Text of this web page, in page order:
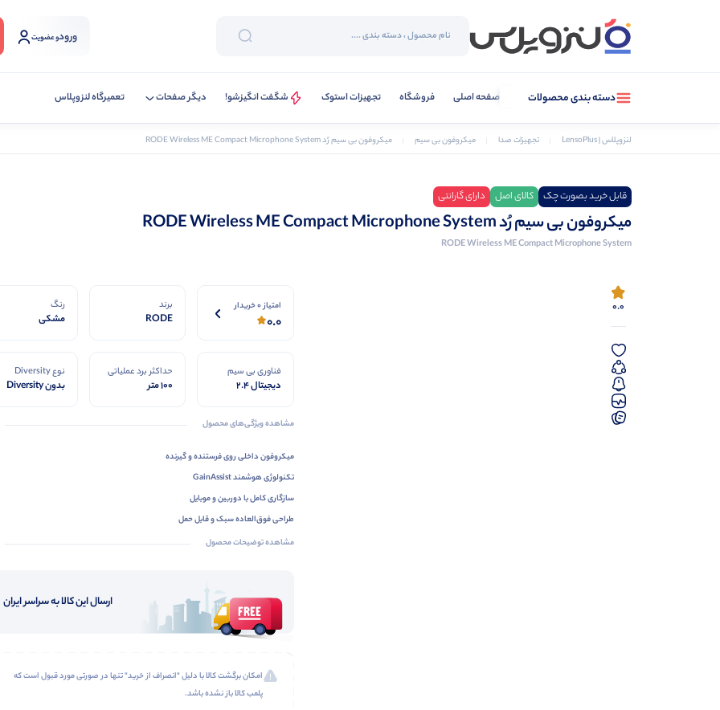
ورودو عضویت
دسته بندی محصولات صفحه اصلی فروشگاه تجهیزات استوک شگفت انگیزشو! دیگر صفحات تعمیرگاه لنزوپلاس
لنزوپلاس | LensoPlus تجهیزات صدا میکروفون بی سیم میکروفون بی سیم رُد RODE Wireless ME Compact Microphone System
قابل خرید بصورت چک کالای اصل دارای گارانتی
میکروفون بی سیم رُد RODE Wireless ME Compact Microphone System
RODE Wireless ME Compact Microphone System
0.0 امتیاز 0 خریدار
0.0
برند
RODE
رنگ
مشکی
فناوری بی سیم
دیجیتال ۲.۴
حداکثر برد عملیاتی
100 متر
نوع Diversity
بدون Diversity
مشاهده ویژگی‌های محصول
میکروفون داخلی روی فرستنده و گیرنده
تکنولوژی هوشمند GainAssist
سازگاری کامل با دوربین و موبایل
طراحی فوق‌العاده سبک و قابل حمل
راه‌اندازی فوری و بدون دردسر
مشاهده توضیحات محصول
ارسال این کالا به سراسر ایران
امکان برگشت کالا با دلیل "انصراف از خرید" تنها در صورتی مورد قبول است که
پلمب کالا باز نشده باشد.